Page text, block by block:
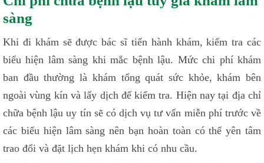
sàng
Khi đi khám sẽ được bác sĩ tiến hành khám, kiểm tra các
biểu hiện lâm sàng khi mắc bệnh lậu. Mức chi phí khám
ban đầu thường là khám tổng quát sức khỏe, khám bên
ngoài vùng kín và lấy dịch để kiểm tra. Hiện nay tại địa chỉ
chữa bệnh lậu uy tín sẽ có dịch vụ tư vấn miễn phí trước về
các biểu hiện lâm sàng nên bạn hoàn toàn có thể yên tâm
trao đổi và đặt lịch hẹn khám khi có nhu cầu.